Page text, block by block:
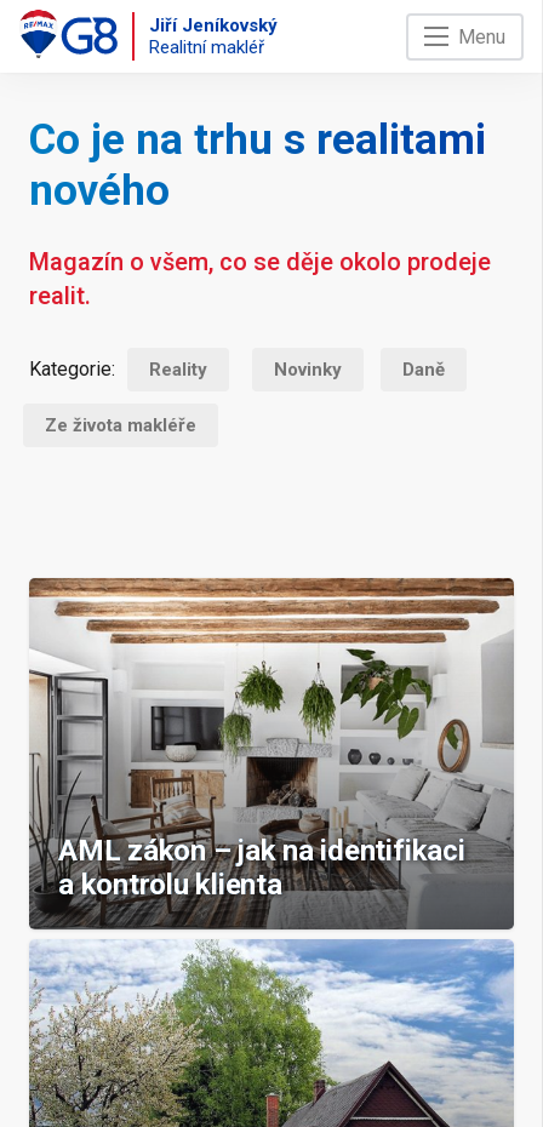
Jiří Jeníkovský
Realitní makléř
Menu
Co je na trhu s realitami
nového
Magazín o všem, co se děje okolo prodeje
realit.
Kategorie: Reality Novinky Daně
Ze života makléře
AML zákon – jak na identifikaci
a kontrolu klienta